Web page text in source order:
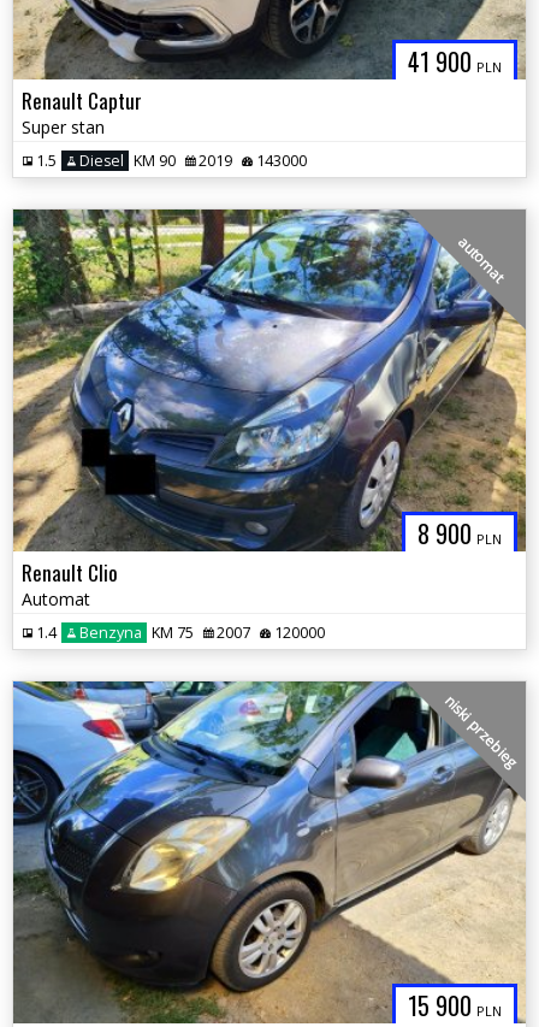
41 900 PLN
Renault Captur
Super stan
1.5 Diesel KM 90 2019 143000
8 900 PLN
automat
Renault Clio
Automat
1.4 Benzyna KM 75 2007 120000
15 900 PLN
niski przebieg